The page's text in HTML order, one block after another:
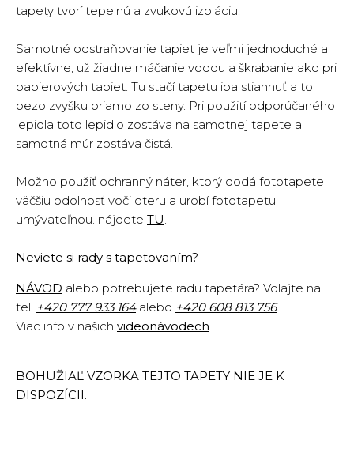
tapety tvorí tepelnú a zvukovú izoláciu.
Samotné odstraňovanie tapiet je veľmi jednoduché a
efektívne, už žiadne máčanie vodou a škrabanie ako pri
papierových tapiet. Tu stačí tapetu iba stiahnuť a to
bezo zvyšku priamo zo steny. Pri použití odporúčaného
lepidla toto lepidlo zostáva na samotnej tapete a
samotná múr zostáva čistá.
Možno použiť ochranný náter, ktorý dodá fototapete
väčšiu odolnosť voči oteru a urobí fototapetu
umývateľnou. nájdete TU.
Neviete si rady s tapetovaním?
NÁVOD alebo potrebujete radu tapetára? Volajte na
tel. +420 777 933 164alebo +420 608 813 756
Viac info v našich videonávodech.
BOHUŽIAĽ VZORKA TEJTO TAPETY NIE JE K
DISPOZÍCII.